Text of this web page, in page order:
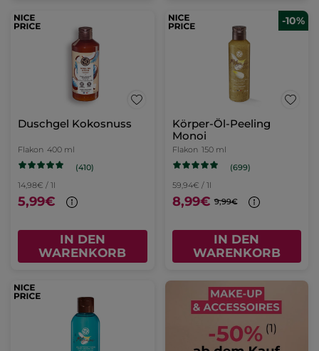
Duschgel Kokosnuss
Flakon 400 ml
(410)
14,98€ / 1l
5,99€
IN DEN
WARENKORB
-10%
Körper-Öl-Peeling
Monoi
Flakon 150 ml
(699)
59,94€ / 1l
8,99€ 9,99€
IN DEN
WARENKORB